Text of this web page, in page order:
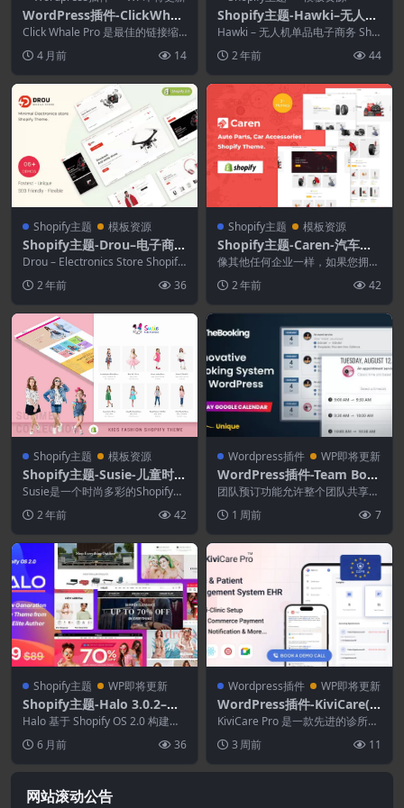
WordPress插件-ClickWhal
e Pro 2.5.3.5–WordPress链
接管理器和个人简介链接页面
插件
Click Whale Pro 是最佳的链接缩
4 月前 14
Shopify主题-Hawki–无人机
单品电子商务Shopify主题
Hawki – 无人机单品电子商务 Sho
布...2 年前 44
Shopify主题 模板资源
Shopify主题-Drou–电子商店
Shopify 2.0主题
Drou – Electronics Store Shopify
2 年前 36
Shopify主题 模板资源
Shopify主题-Caren-汽车配
件.汽车配件Shopify主题
像其他任何企业一样，如果您拥有
客户列表以获取更多利...
2 年前 42
Shopify主题 模板资源
Shopify主题-Susie-儿童时尚
节Shopify主题
Susie是一个时尚多彩的Shopify主
装和婴儿...
2 年前 42
Wordpress插件 WP即将更新
WordPress插件-Team Boo
king 3.0.15–WordPress预
约和日程安排系统
团队预订功能允许整个团队共享相
Google 日历跟...
1 周前 7
Shopify主题 WP即将更新
Shopify主题-Halo 3.0.2–多
用途Shopify主题操作系统 2.
0
Halo 基于 Shopify OS 2.0 构建，
并在 ADA 合规性、用户界...
6 月前 36
Wordpress插件 WP即将更新
WordPress插件-KiviCare(T
M) Pro 4.4.1–诊所和患者管
理系统 EHR（附加组件）
KiviCare Pro 是一款先进的诊所和
患者管理系统电子病历 (EHR) 插...
3 周前 11
网站滚动公告